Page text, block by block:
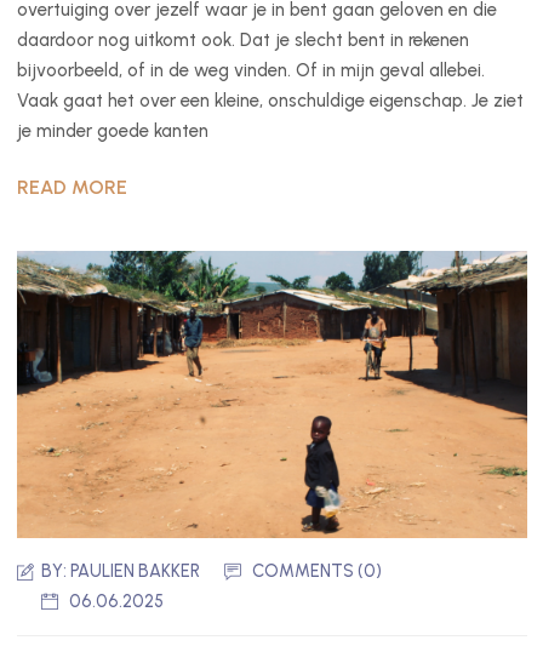
overtuiging over jezelf waar je in bent gaan geloven en die
daardoor nog uitkomt ook. Dat je slecht bent in rekenen
bijvoorbeeld, of in de weg vinden. Of in mijn geval allebei.
Vaak gaat het over een kleine, onschuldige eigenschap. Je ziet
je minder goede kanten
READ MORE
BY: PAULIEN BAKKER
COMMENTS (0)
06.06.2025